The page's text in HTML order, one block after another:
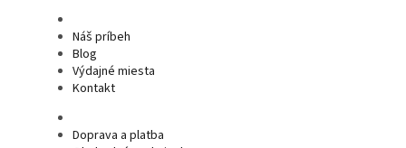
Náš príbeh
Blog
Výdajné miesta
Kontakt
Doprava a platba